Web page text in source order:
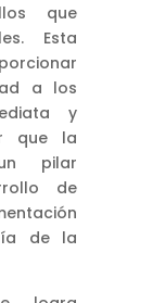
que
Esta
a los
y
que la
pilar
de
de la